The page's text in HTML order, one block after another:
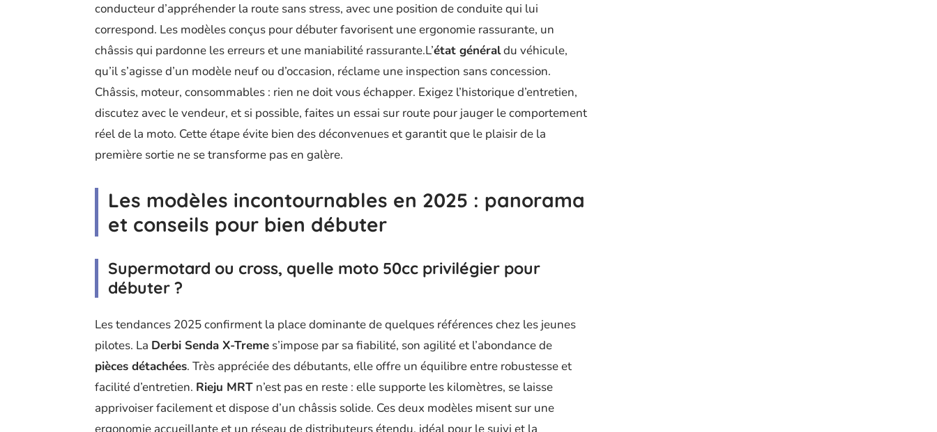
conducteur d’appréhender la route sans stress, avec une position de conduite qui lui
correspond. Les modèles conçus pour débuter favorisent une ergonomie rassurante, un
châssis qui pardonne les erreurs et une maniabilité rassurante.L’état généraldu véhicule,
qu’il s’agisse d’un modèle neuf ou d’occasion, réclame une inspection sans concession.
Châssis, moteur, consommables : rien ne doit vous échapper. Exigez l’historique d’entretien,
discutez avec le vendeur, et si possible, faites un essai sur route pour jauger le comportement
réel de la moto. Cette étape évite bien des déconvenues et garantit que le plaisir de la
première sortie ne se transforme pas en galère.
Les modèles incontournables en 2025 : panorama
et conseils pour bien débuter
Supermotard ou cross, quelle moto 50cc privilégier pour
débuter ?
Les tendances 2025 confirment la place dominante de quelques références chez les jeunes
pilotes. La Derbi Senda X-Treme s’impose par sa fiabilité, son agilité et l’abondance de
pièces détachées. Très appréciée des débutants, elle offre un équilibre entre robustesse et
facilité d’entretien. Rieju MRT n’est pas en reste : elle supporte les kilomètres, se laisse
apprivoiser facilement et dispose d’un châssis solide. Ces deux modèles misent sur une